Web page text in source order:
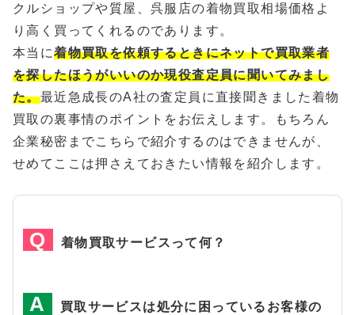
クルショップや質屋、呉服店の着物買取相場価格よ
り高く買ってくれるのであります。
本当に着物買取を依頼するときにネットで買取業者
を探したほうがいいのか現役査定員に聞いてみまし
た。最近急成長のA社の査定員に直接聞きました着物
買取の裏事情のポイントをお伝えします。もちろん
企業秘密までこちらで紹介するのはできませんが、
せめてここは押さえておきたい情報を紹介します。
着物買取サービスって何？
買取サービスは処分に困っているお客様の